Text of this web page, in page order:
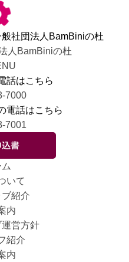
社団法人BamBiniの杜
話はこちら
7000
電話はこちら
7001
いて
ブ紹介
内
運営方針
紹介
内